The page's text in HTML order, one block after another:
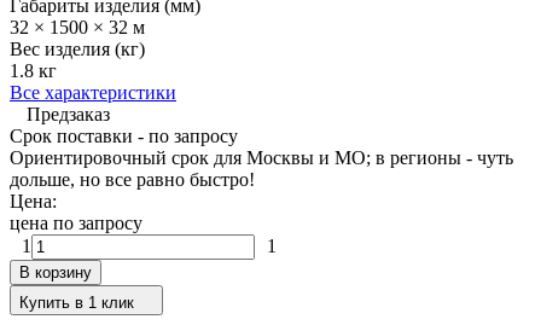
Габариты изделия (мм)
32 × 1500 × 32 м
Вес изделия (кг)
1.8 кг
Все характеристики
Предзаказ
Срок поставки - по запросу
Ориентировочный срок для Москвы и МО; в регионы - чуть
дольше, но все равно быстро!
Цена:
цена по запросу
1
1
В корзину
Купить в 1 клик